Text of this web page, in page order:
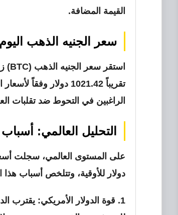
القيمة المضافة.
سعر الجنيه الذهب
استقر سعر الجنيه الذهب (BTC) زنة 8 جرامات من عيار 21 عند مستوى
تقريباً 1021.42
الراغبين في التحوط ضد تقلبات
التحليل العالمي:
على المستوى العالمي، سجلت أسعار
دولار للأوقية، وتتلخص أسباب هذا
1. قوة الدولار الأمريكي: يقترب